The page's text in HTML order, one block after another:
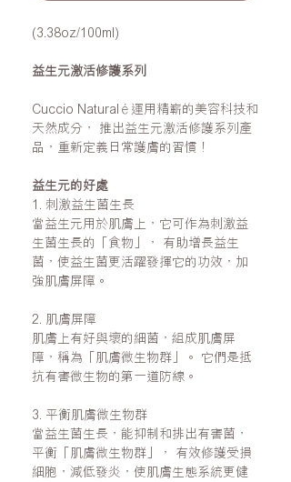
(3.38oz/100ml)
益生元激活修護系列
Cuccio Naturalé運用精嶄的美容科技和
天然成分， 推出益生元激活修護系列產
品，重新定義日常護膚的習慣！
益生元的好處
1. 刺激益生菌生長
當益生元用於肌膚上，它可作為刺激益
生菌生長的「食物」， 有助增長益生
菌，使益生菌更活躍發揮它的功效，加
強肌膚屏障。
2. 肌膚屏障
肌膚上有好與壞的細菌，組成肌膚屏
障，稱為「肌膚微生物群」。 它們是抵
抗有害微生物的第一道防線。
3. 平衡肌膚微生物群
當益生菌生長，能抑制和排出有害菌，
平衡「肌膚微生物群」， 有效修護受損
細胞，減低發炎，使肌膚生態系統更健